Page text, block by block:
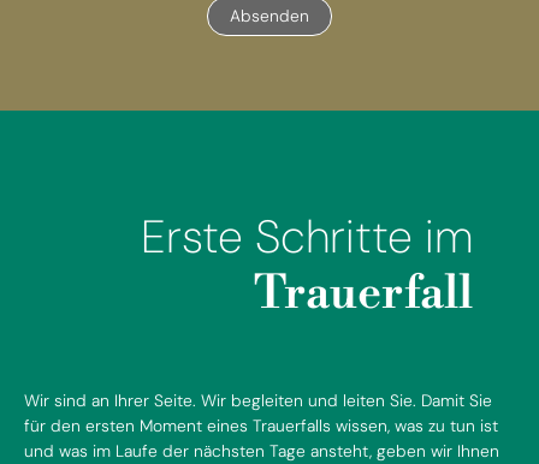
Absenden
Erste Schritte im
Trauerfall
Wir sind an Ihrer Seite. Wir begleiten und leiten Sie. Damit Sie
für den ersten Moment eines Trauerfalls wissen, was zu tun ist
und was im Laufe der nächsten Tage ansteht, geben wir Ihnen